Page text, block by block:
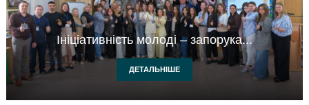
Ініціативність молоді – запорука...
ДЕТАЛЬНІШЕ